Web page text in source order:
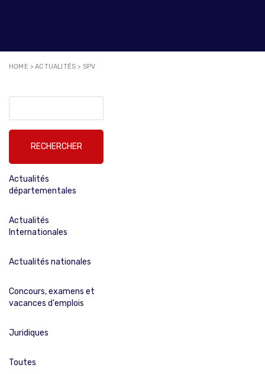
HOME >ACTUALITÉS > SPV
Actualités
départementales
Actualités
Internationales
Actualités nationales
Concours, examens et
vacances d'emplois
Juridiques
Toutes